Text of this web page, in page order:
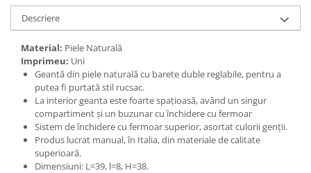
Descriere
Material: Piele Naturală
Imprimeu: Uni
Geantă din piele naturală cu barete duble reglabile, pentru a
putea fi purtată stil rucsac.
La interior geanta este foarte spațioasă, având un singur
compartiment și un buzunar cu închidere cu fermoar
Sistem de închidere cu fermoar superior, asortat culorii genții.
Produs lucrat manual, în Italia, din materiale de calitate
superioară.
Dimensiuni: L=39, l=8, H=38.